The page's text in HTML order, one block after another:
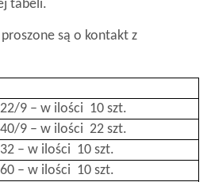
tabeli.
są o kontakt z
9 – w ilości 10 szt.
9 – w ilości 22 szt.
– w ilości 10 szt.
– w ilości 10 szt.